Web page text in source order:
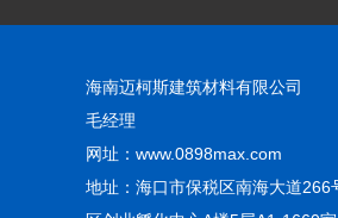
海南迈柯斯建筑材料有限公司
毛经理
网址：www.0898max.com
地址：海口市保税区南海大道266